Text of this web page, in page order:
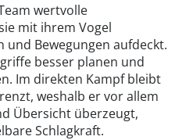
wertvolle
mit ihrem Vogel
und Bewegungen aufdeckt.
besser planen und
Im direkten Kampf bleibt
weshalb er vor allem
Übersicht überzeugt,
Schlagkraft.